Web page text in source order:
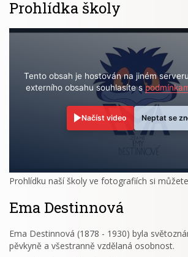
Prohlídka školy
Tento obsah je hostován na jiném
externího obsahu souhlasíte s
Načíst video Neptat se
Prohlídku naší školy ve fotografiích si
Ema Destinnová
Ema Destinnová (1878 - 1930) byla
pěvkyně a všestranně vzdělaná osobnost.